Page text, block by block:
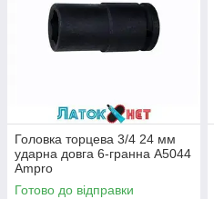
Головка торцева 3/4 24 мм
ударна довга 6-гранна A5044
Ampro
Готово до відправки